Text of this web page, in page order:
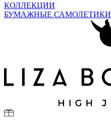
КОЛЛЕКЦИИ
БУМАЖНЫЕ САМОЛЕТИКИ